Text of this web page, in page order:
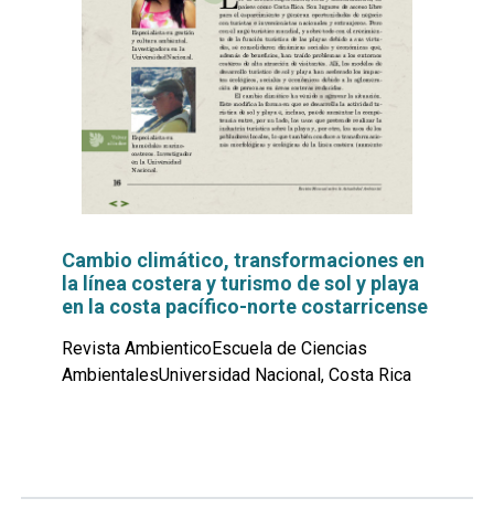
Cambio climático, transformaciones en
la línea costera y turismo de sol y playa
en la costa pacífico-norte costarricense
Revista AmbienticoEscuela de Ciencias
AmbientalesUniversidad Nacional, Costa Rica